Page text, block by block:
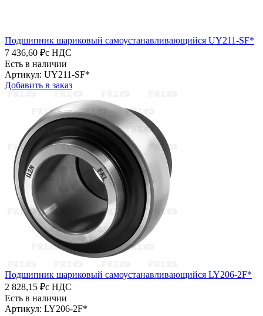
Подшипник шариковый самоустанавливающийся UY211-SF*
7 436,60 ₽с НДС
Есть в наличии
Артикул: UY211-SF*
Добавить в заказ
Подшипник шариковый самоустанавливающийся LY206-2F*
2 828,15 ₽с НДС
Есть в наличии
Артикул: LY206-2F*